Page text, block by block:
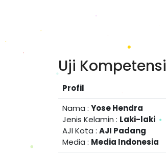
Uji Kompetensi
Profil
Nama : Yose Hendra
Jenis Kelamin : Laki-laki
AJI Kota : AJI Padang
Media : Media Indonesia